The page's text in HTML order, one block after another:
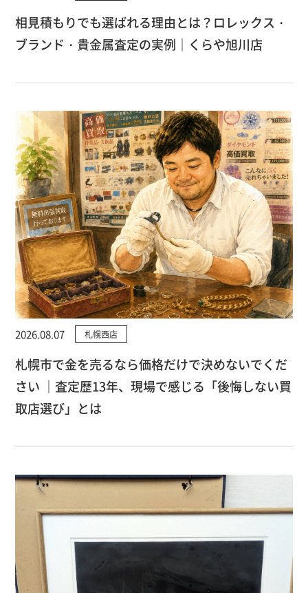
相見積もりでも選ばれる理由とは？ロレックス・
ブランド・貴金属査定の実例｜くらや旭川店
2026.08.07 札幌西店
札幌市で金を売るなら価格だけで決めないでくだ
さい ｜査定歴13年、現場で感じる「後悔しない買
取店選び」とは